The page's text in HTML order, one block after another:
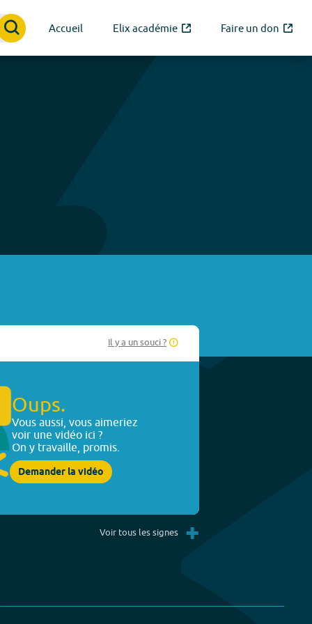
Accueil Elix académie Faire un don
Il y a un souci ?
Oups.
Vous aussi, vous aimeriez
voir une vidéo ici ?
On y travaille, promis.
Demander la vidéo
Voir tous les signes +